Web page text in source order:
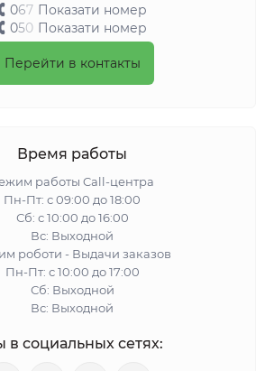
067 Показати номер
050 Показати номер
Перейти в контакты
Время работы
работы Call-центра
Пн-Пт: с 09:00 до 18:00
Сб: с 10:00 до 16:00
Вс: Выходной
роботи - Выдачи заказов
Пн-Пт: с 10:00 до 17:00
Сб: Выходной
Вс: Выходной
в социальных сетях: